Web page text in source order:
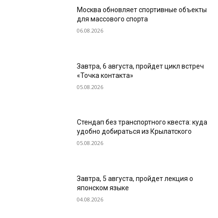
Москва обновляет спортивные объекты
для массового спорта
06.08.2026
Завтра, 6 августа, пройдет цикл встреч
«Точка контакта»
05.08.2026
Стендап без транспортного квеста: куда
удобно добираться из Крылатского
05.08.2026
Завтра, 5 августа, пройдет лекция о
японском языке
04.08.2026